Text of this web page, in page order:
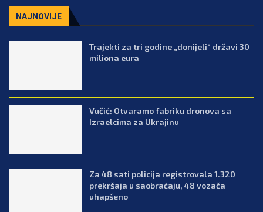
NAJNOVIJE
Trajekti za tri godine „donijeli“ državi 30
miliona eura
Vučić: Otvaramo fabriku dronova sa
Izraelcima za Ukrajinu
Za 48 sati policija registrovala 1.320
prekršaja u saobraćaju, 48 vozača
uhapšeno